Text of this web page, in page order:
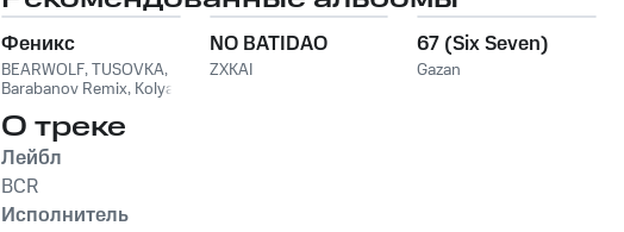
Феникс
BEARWOLF,TUSOVKA,
Barabanov Remix, Kolya
NO BATIDAO
ZXKAI
67 (Six Seven)
Gazan
О треке
Лейбл
BCR
Исполнитель